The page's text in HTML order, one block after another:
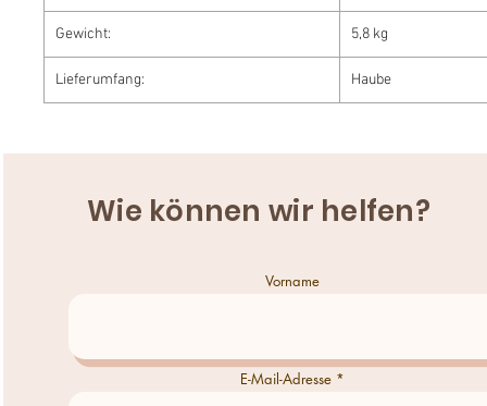
Gewicht: 5,8 kg
Lieferumfang: Haube
Wie können wir helfen?
Vorname
E-Mail-Adresse